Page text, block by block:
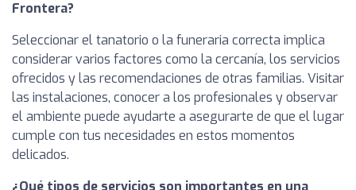
Frontera?
Seleccionar el tanatorio o la funeraria correcta implica
considerar varios factores como la cercanía, los servicios
ofrecidos y las recomendaciones de otras familias. Visitar
las instalaciones, conocer a los profesionales y observar
el ambiente puede ayudarte a asegurarte de que el lugar
cumple con tus necesidades en estos momentos
delicados.
¿Qué tipos de servicios son importantes en una